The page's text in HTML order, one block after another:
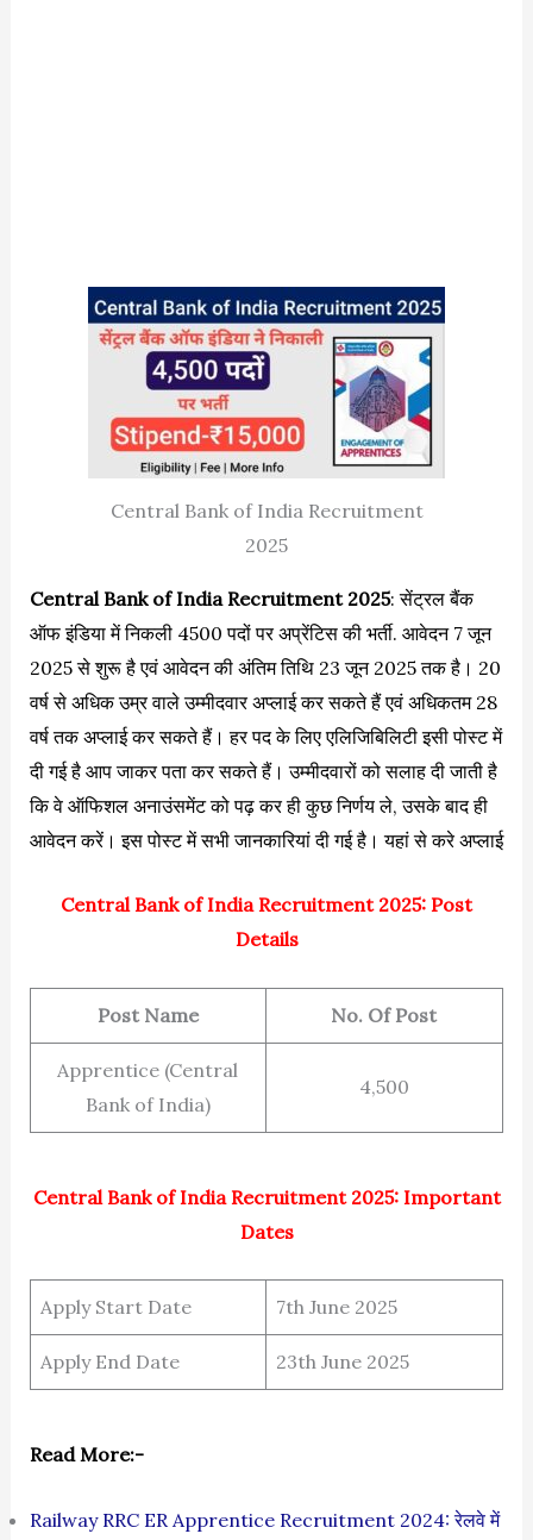
Central Bank of India Recruitment
2025
Central Bank of India Recruitment 2025: सेंट्रल बैंक
ऑफ इंडिया में निकली 4500 पदों पर अप्रेंटिस की भर्ती. आवेदन 7 जून
2025 से शुरू है एवं आवेदन की अंतिम तिथि 23 जून 2025 तक है। 20
वर्ष से अधिक उम्र वाले उम्मीदवार अप्लाई कर सकते हैं एवं अधिकतम 28
वर्ष तक अप्लाई कर सकते हैं। हर पद के लिए एलिजिबिलिटी इसी पोस्ट में
दी गई है आप जाकर पता कर सकते हैं। उम्मीदवारों को सलाह दी जाती है
कि वे ऑफिशल अनाउंसमेंट को पढ़ कर ही कुछ निर्णय ले, उसके बाद ही
आवेदन करें। इस पोस्ट में सभी जानकारियां दी गई है। यहां से करे अप्लाई
Central Bank of India Recruitment 2025: Post
Details
Post Name No. Of Post
Apprentice (Central
Bank of India)
4,500
Central Bank of India Recruitment 2025: Important
Dates
Apply Start Date 7th June 2025
Apply End Date 23th June 2025
Read More:-
Railway RRC ER Apprentice Recruitment 2024: रेलवे में